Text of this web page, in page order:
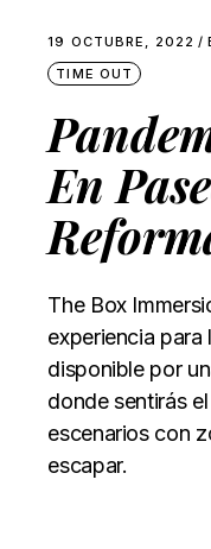
19 OCTUBRE, 2022
TIME OUT
En
The Box
experiencia para
disponible por
donde sentirás
escenarios con
escapar.